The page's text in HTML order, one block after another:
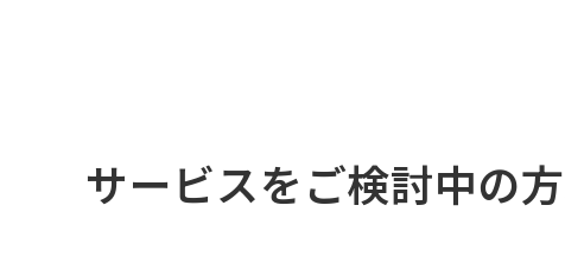
サービスをご検討中の方